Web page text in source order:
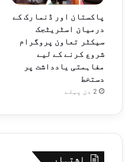
پاکستان اور ڈنمارک کے
درمیان اسٹریٹجک
سیکٹر تعاون پروگرام
شروع کرنے کے لیے
مفاہمتی یادداشت پر
دستخط
2 دن پہلے
اشتہار